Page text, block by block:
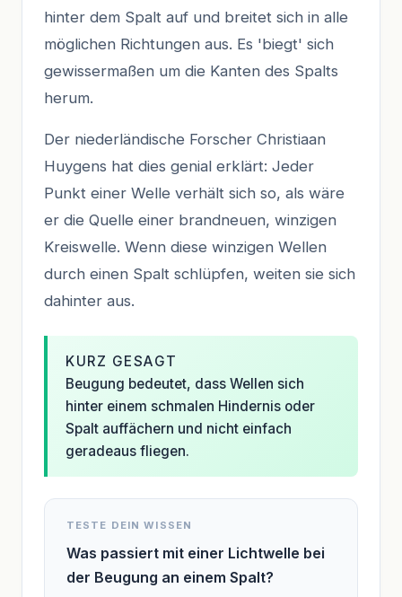
hinter dem Spalt auf und breitet sich in alle
möglichen Richtungen aus. Es 'biegt' sich
gewissermaßen um die Kanten des Spalts
herum.
Der niederländische Forscher Christiaan
Huygens hat dies genial erklärt: Jeder
Punkt einer Welle verhält sich so, als wäre
er die Quelle einer brandneuen, winzigen
Kreiswelle. Wenn diese winzigen Wellen
durch einen Spalt schlüpfen, weiten sie sich
dahinter aus.
KURZ GESAGT
Beugung bedeutet, dass Wellen sich
hinter einem schmalen Hindernis oder
Spalt auffächern und nicht einfach
geradeaus fliegen.
TESTE DEIN WISSEN
Was passiert mit einer Lichtwelle bei
der Beugung an einem Spalt?